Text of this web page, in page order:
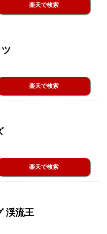
楽天で検索
楽天で検索
楽天で検索
渓流王